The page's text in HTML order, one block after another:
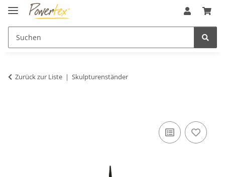
Zurück zur Liste Skulpturenständer